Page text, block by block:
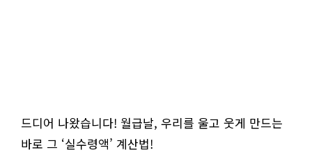
드디어 나왔습니다! 월급날, 우리를 울고 웃게 만드는
바로 그 ‘실수령액’ 계산법!